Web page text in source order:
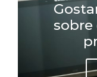
sobre